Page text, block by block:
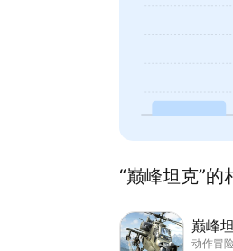
“巅峰坦克”
巅峰
动作冒